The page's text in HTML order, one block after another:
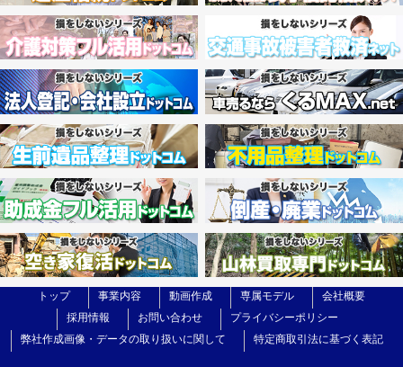
トップ 事業内容 動画作成 専属モデル
会社概要
採用情報
お問い合わせ
プライバシーポリシー
弊社作成画像・データの取り扱いに関して
特定商取引法に基づく表記